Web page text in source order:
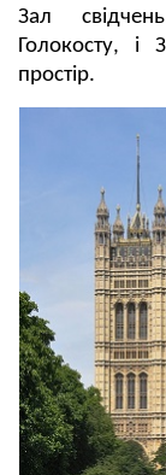
Зал
Голокосту,
простір.